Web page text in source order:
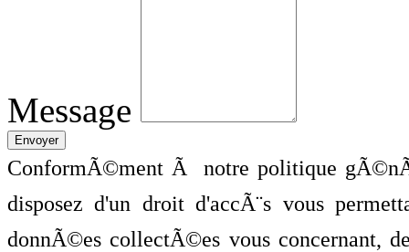
Message
ConformÃ©ment Ã notre politique
disposez d'un droit d'accÃ¨s vous
donnÃ©es collectÃ©es vous concernant,